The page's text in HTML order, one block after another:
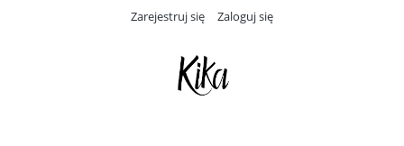
Zarejestruj się Zaloguj się